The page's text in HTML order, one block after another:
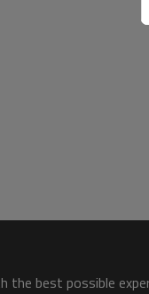
the best possible